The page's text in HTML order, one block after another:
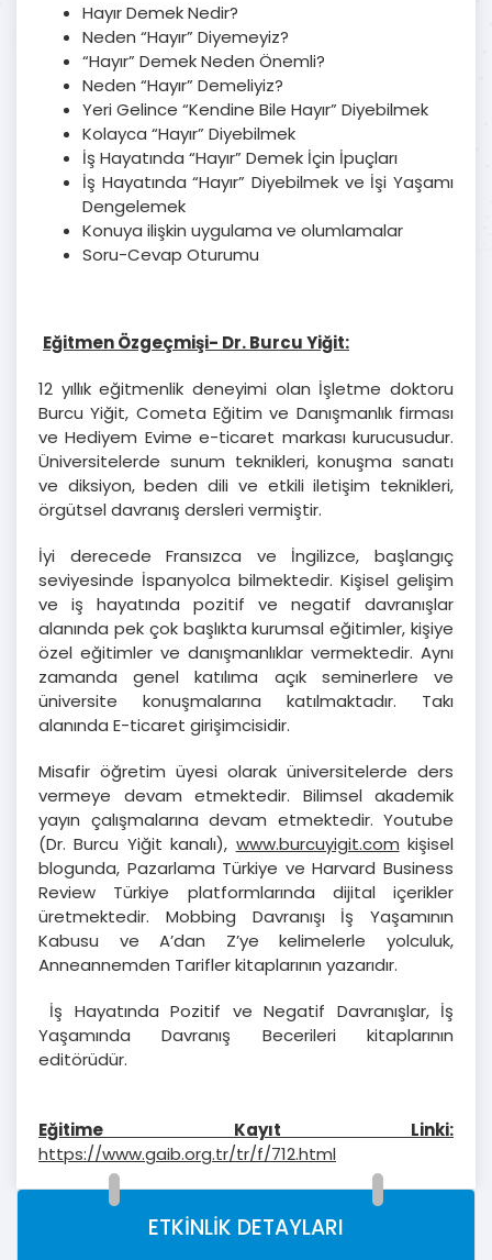
Hayır Demek Nedir?
Neden “Hayır” Diyemeyiz?
“Hayır” Demek Neden Önemli?
Neden “Hayır” Demeliyiz?
Yeri Gelince “Kendine Bile Hayır” Diyebilmek
Kolayca “Hayır” Diyebilmek
İş Hayatında “Hayır” Demek İçin İpuçları
İş Hayatında “Hayır” Diyebilmek ve İşi Yaşamı
Dengelemek
Konuya ilişkin uygulama ve olumlamalar
Soru-Cevap Oturumu
Eğitmen Özgeçmişi- Dr. Burcu Yiğit:
12 yıllık eğitmenlik deneyimi olan İşletme doktoru
Burcu Yiğit, Cometa Eğitim ve Danışmanlık firması
ve Hediyem Evime e-ticaret markası kurucusudur.
Üniversitelerde sunum teknikleri, konuşma sanatı
ve diksiyon, beden dili ve etkili iletişim teknikleri,
örgütsel davranış dersleri vermiştir.
İyi derecede Fransızca ve İngilizce, başlangıç
seviyesinde İspanyolca bilmektedir. Kişisel gelişim
ve iş hayatında pozitif ve negatif davranışlar
alanında pek çok başlıkta kurumsal eğitimler, kişiye
özel eğitimler ve danışmanlıklar vermektedir. Aynı
zamanda genel katılıma açık seminerlere ve
üniversite konuşmalarına katılmaktadır. Takı
alanında E-ticaret girişimcisidir.
Misafir öğretim üyesi olarak üniversitelerde ders
vermeye devam etmektedir. Bilimsel akademik
yayın çalışmalarına devam etmektedir. Youtube
(Dr. Burcu Yiğit kanalı), www.burcuyigit.com kişisel
blogunda, Pazarlama Türkiye ve Harvard Business
Review Türkiye platformlarında dijital içerikler
üretmektedir. Mobbing Davranışı İş Yaşamının
Kabusu ve A’dan Z’ye kelimelerle yolculuk,
Anneannemden Tarifler kitaplarının yazarıdır.
İş Hayatında Pozitif ve Negatif Davranışlar, İş
Yaşamında Davranış Becerileri kitaplarının
editörüdür.
Eğitime Kayıt Linki:
https://www.gaib.org.tr/tr/f/712.html
ETKİNLİK DETAYLARI